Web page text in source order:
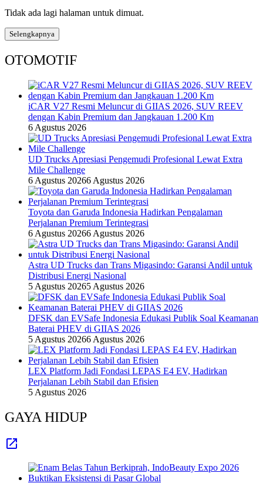
Tidak ada lagi halaman untuk dimuat.
Selengkapnya
OTOMOTIF
iCAR V27 Resmi Meluncur di GIIAS 2026, SUV REEV
dengan Kabin Premium dan Jangkauan 1.200 Km
6 Agustus 2026
UD Trucks Apresiasi Pengemudi Profesional Lewat Extra
Mile Challenge
6 Agustus 20266 Agustus 2026
Toyota dan Garuda Indonesia Hadirkan Pengalaman
Perjalanan Premium Terintegrasi
6 Agustus 20266 Agustus 2026
Astra UD Trucks dan Trans Migasindo: Garansi Andil untuk
Distribusi Energi Nasional
5 Agustus 20265 Agustus 2026
DFSK dan EVSafe Indonesia Edukasi Publik Soal Keamanan
Baterai PHEV di GIIAS 2026
5 Agustus 20266 Agustus 2026
LEX Platform Jadi Fondasi LEPAS E4 EV, Hadirkan
Perjalanan Lebih Stabil dan Efisien
5 Agustus 2026
GAYA HIDUP